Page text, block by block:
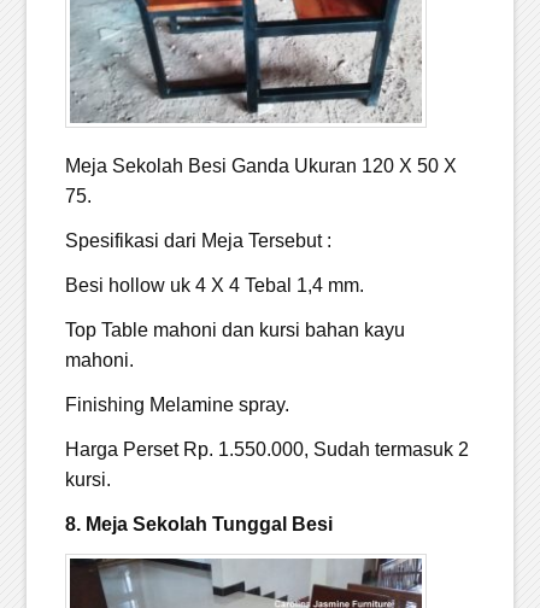
Meja Sekolah Besi Ganda Ukuran 120 X 50 X
75.
Spesifikasi dari Meja Tersebut :
Besi hollow uk 4 X 4 Tebal 1,4 mm.
Top Table mahoni dan kursi bahan kayu
mahoni.
Finishing Melamine spray.
Harga Perset Rp. 1.550.000, Sudah termasuk 2
kursi.
8. Meja Sekolah Tunggal Besi